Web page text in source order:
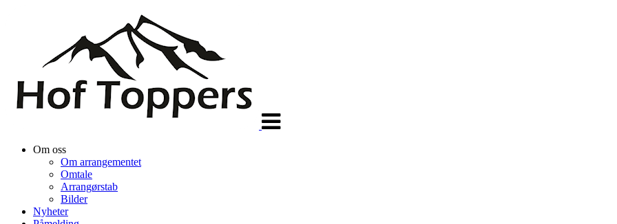
Om oss
Om arrangementet
Omtale
Arrangørstab
Bilder
Nyheter